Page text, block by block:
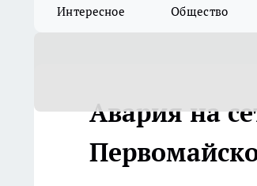
Интересное Общество
Авария на